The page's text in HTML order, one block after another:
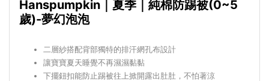
Hanspumpkin｜夏季｜純棉防踢被(0~5
歲)-夢幻泡泡
二層紗搭配背部獨特的排汗網孔布設計
讓寶寶夏天睡覺不再濕濕黏黏
下擺鈕扣能防止踢被往上掀開露出肚肚，不怕著涼